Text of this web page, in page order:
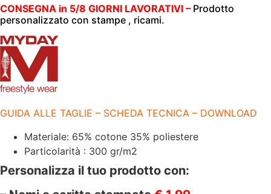
DAY
|
JAGGY
SPORT
BLU
ROYAL
quantità
CONSEGNA in 5/8 GIORNI LAVORATIVI – Prodotto
personalizzato con stampe , ricami.
GUIDA ALLE TAGLIE – SCHEDA TECNICA – DOWNLOAD
Materiale: 65% cotone 35% poliestere
Particolarità : 300 gr/m2
Personalizza il tuo prodotto con: